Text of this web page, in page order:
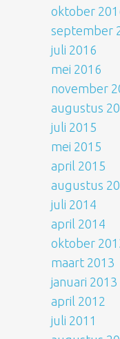
oktober
september
juli 2016
mei 2016
november
augustus
juli 2015
mei 2015
april 2015
augustus
juli 2014
april 2014
oktober
maart 2013
januari 2013
april 2012
juli 2011